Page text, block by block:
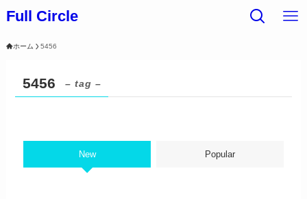
Full Circle
ホーム 5456
5456 – tag –
New Popular